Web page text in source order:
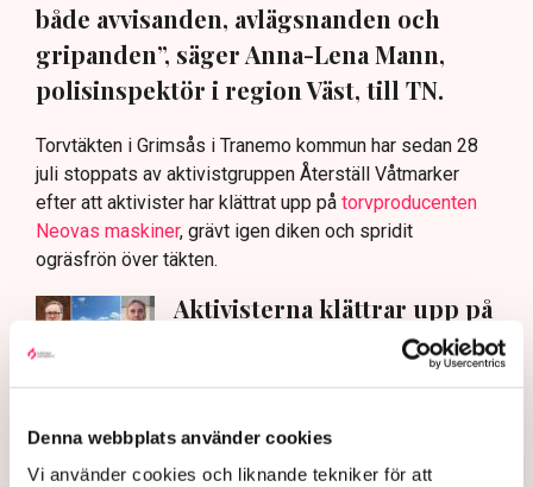
Denna webbplats använder cookies
Vi använder cookies och liknande tekniker för att
både avvisanden, avlägsnanden och
gripanden”, säger Anna-Lena Mann,
polisinspektör i region Väst, till TN.
Torvtäkten i Grimsås i Tranemo kommun har sedan 28
juli stoppats av aktivistgruppen Återställ Våtmarker
efter att aktivister har klättrat upp på torvproducenten
Neovas maskiner, grävt igen diken och spridit
ogräsfrön över täkten.
Aktivisterna klättrar upp på
maskiner – polisen kan inte
avvisa dem: ”Upptrappning
på helt ny nivå”
AI-sammanfattning